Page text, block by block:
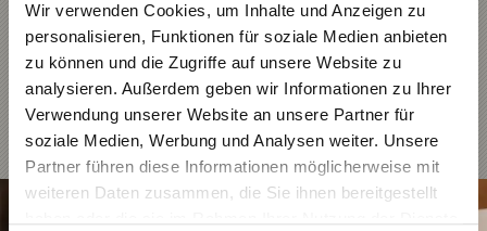
Wir verwenden Cookies, um Inhalte und Anzeigen zu
personalisieren, Funktionen für soziale Medien anbieten
zu können und die Zugriffe auf unsere Website zu
analysieren. Außerdem geben wir Informationen zu Ihrer
Verwendung unserer Website an unsere Partner für
soziale Medien, Werbung und Analysen weiter. Unsere
Partner führen diese Informationen möglicherweise mit
weiteren Daten zusammen, die Sie ihnen bereitgestellt
Michelin Sommelier Award 2022
Italy
Mehr erfahren